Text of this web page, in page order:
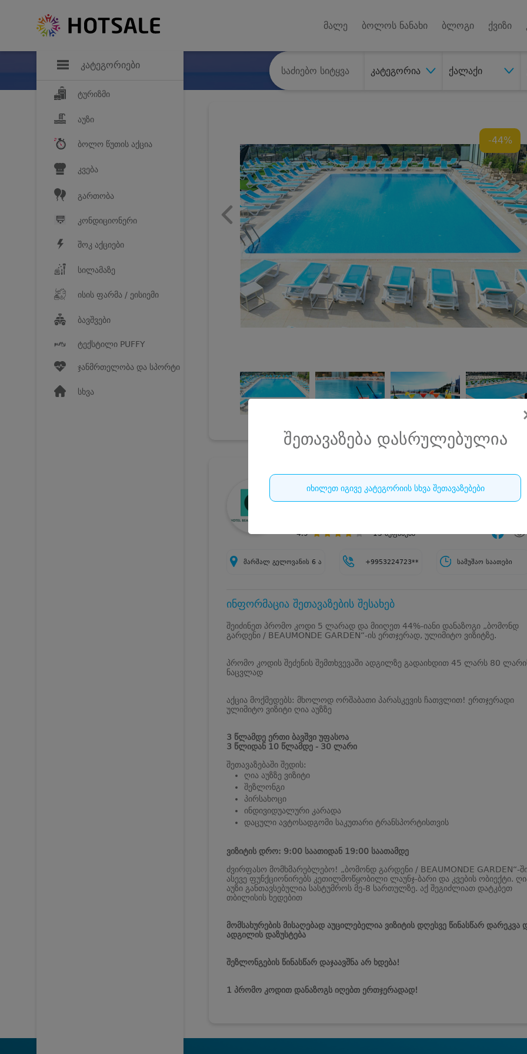
კატეგორიები
ტურიზმი
აუზი
ბოლო წუთის აქცია
კვება
გართობა
კონდიციონერი
შოკ აქციები
სილამაზე
ისის ფარმა / ეისიემი
ბავშვები
ტექსტილი PUFFY
ჯანმრთელობა და სპორტი
სხვა
მალე ბოლოს ნანახი ბლოგი ქვიზი
კატეგორია ქალაქი
შეთავაზება დასრულებულია
იხილეთ იგივე კატეგორიის სხვა შეთავაზებები
-44%
ორშაბათი პარასკევის ჩათვლით! ერთჯერადი ულიმიტო
4.9 13შეფასება
მარშალ გელოვანის 6 ა +9953224723** სამუშაო საათები
ინფორმაცია შეთავაზების შესახებ
შეიძინეთ პრომო კოდი 5 ლარად და მიიღეთ 44%-იანი დანაზოგი „ბომონდ
გარდენი / BEAUMONDE GARDEN“-ის ერთჯერად, ულიმიტო ვიზიტზე.
პრომო კოდის შეძენის შემთხვევაში ადგილზე გადაიხდით 45 ლარს 80
ნაცვლად
აქცია მოქმედებს: მხოლოდ ორშაბათი პარასკევის ჩათვლით! ერთჯერადი
ულიმიტო ვიზიტი ღია აუზზე
3 წლამდე ერთი ბავშვი უფასოა
3 წლიდან 10 წლამდე - 30 ლარი
შეთავაზებაში შედის:
ღია აუზზე ვიზიტი
შეზლონგი
პირსახოცი
ინდივიდუალური კარადა
დაცული ავტოსადგომი საკუთარი ტრანსპორტისთვის
ვიზიტის დრო: 9:00 საათიდან 19:00 საათამდე
ძვირფასო მომხმარებლებო! „ბომონდ გარდენი / BEAUMONDE GARDEN“-
ასევე ფუნქციონირებს კეთილმოწყობილი ლაუნჯ-ბარი და კვების ობიექტი.
აუზი განთავსებულია სასტუმროს მე-8 სართულზე. აქ შეგიძლიათ დატკბეთ
თბილისის ხედებით
მომსახურების მისაღებად აუცილებელია ვიზიტის დღესვე წინასწარ დარეკვა
ადგილის დაზუსტება
შეზლონგების წინასწარ დაჯაავშნა არ ხდება!
1 პრომო კოდით დანაზოგს იღებთ ერთჯერადად!